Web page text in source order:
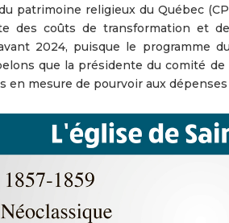
patrimoine religieux du Québec
des coûts de transformation et
2024, puisque le programme
que la présidente du comité
mesure de pourvoir aux dépenses